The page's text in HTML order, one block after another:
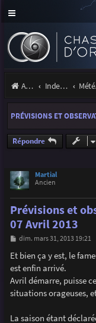
Accueil Index du forum
PRÉVISIONS ET
Répondre
Martial
Ancien
Prévisions et
07 Avril 2013
M
s
s
a
e
dim. mars 31, 2013 19:21
Et bien ça y est, le
est enfin arrivé.
Avril démarre, puisse
situations orageuses,
La saison étant